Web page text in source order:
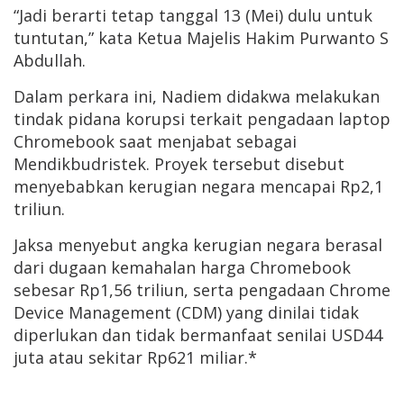
“Jadi berarti tetap tanggal 13 (Mei) dulu untuk
tuntutan,” kata Ketua Majelis Hakim Purwanto S
Abdullah.
Dalam perkara ini, Nadiem didakwa melakukan
tindak pidana korupsi terkait pengadaan laptop
Chromebook saat menjabat sebagai
Mendikbudristek. Proyek tersebut disebut
menyebabkan kerugian negara mencapai Rp2,1
triliun.
Jaksa menyebut angka kerugian negara berasal
dari dugaan kemahalan harga Chromebook
sebesar Rp1,56 triliun, serta pengadaan Chrome
Device Management (CDM) yang dinilai tidak
diperlukan dan tidak bermanfaat senilai USD44
juta atau sekitar Rp621 miliar.*